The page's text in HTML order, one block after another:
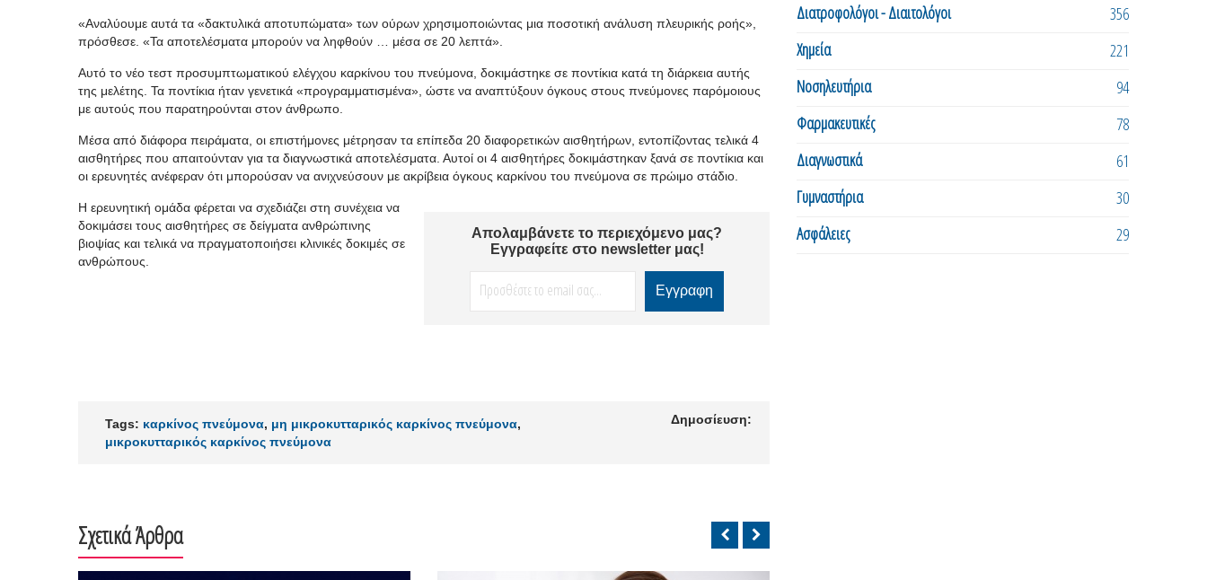
«Αναλύουμε αυτά τα «δακτυλικά αποτυπώματα» των ούρων χρησιμοποιώντας μια ποσοτική ανάλυση πλευρικής ροής»,
πρόσθεσε. «Τα αποτελέσματα μπορούν να ληφθούν … μέσα σε 20 λεπτά».
Αυτό το νέο τεστ προσυμπτωματικού ελέγχου καρκίνου του πνεύμονα, δοκιμάστηκε σε ποντίκια κατά τη διάρκεια αυτής
της μελέτης. Τα ποντίκια ήταν γενετικά «προγραμματισμένα», ώστε να αναπτύξουν όγκους στους πνεύμονες παρόμοιους
με αυτούς που παρατηρούνται στον άνθρωπο.
Μέσα από διάφορα πειράματα, οι επιστήμονες μέτρησαν τα επίπεδα 20 διαφορετικών αισθητήρων, εντοπίζοντας τελικά 4
αισθητήρες που απαιτούνταν για τα διαγνωστικά αποτελέσματα. Αυτοί οι 4 αισθητήρες δοκιμάστηκαν ξανά σε ποντίκια και
οι ερευνητές ανέφεραν ότι μπορούσαν να ανιχνεύσουν με ακρίβεια όγκους καρκίνου του πνεύμονα σε πρώιμο στάδιο.
Απολαμβάνετε το περιεχόμενο μας?
Εγγραφείτε στο newsletter μας!
Η ερευνητική ομάδα φέρεται να σχεδιάζει στη συνέχεια να
δοκιμάσει τους αισθητήρες σε δείγματα ανθρώπινης
βιοψίας και τελικά να πραγματοποιήσει κλινικές δοκιμές σε
ανθρώπους.
Tags: καρκίνος πνεύμονα, μη μικροκυτταρικός καρκίνος πνεύμονα,
μικροκυτταρικός καρκίνος πνεύμονα
Δημοσίευση:
Σχετικά Άρθρα
Διατροφολόγοι - Διαιτολόγοι
356
Χημεία
221
Νοσηλευτήρια
94
Φαρμακευτικές
78
Διαγνωστικά
61
Γυμναστήρια
30
Ασφάλειες
29